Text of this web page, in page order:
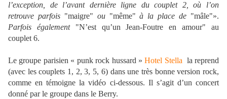
l’exception, de l’avant dernière ligne du couplet 2, où l’on
retrouve parfois"maigre" ou"même"à la place de "mâle"».
Parfois également"N’est qu’un Jean-Foutre en amour" au
couplet 6.
Le groupe parisien « punk rock hussard »Hotel Stella la reprend
(avec les couplets 1, 2, 3, 5, 6) dans une très bonne version rock,
comme en témoigne la vidéo ci-dessous. Il s’agit d’un concert
donné par le groupe dans le Berry.